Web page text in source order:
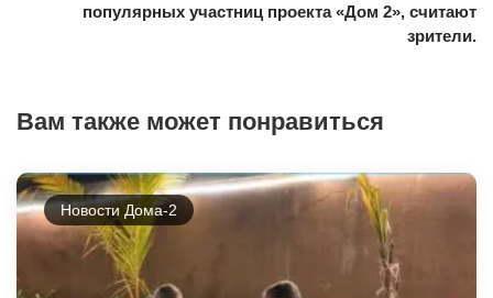
популярных участниц проекта «Дом 2», считают
зрители.
Вам также может понравиться
Новости Дома-2